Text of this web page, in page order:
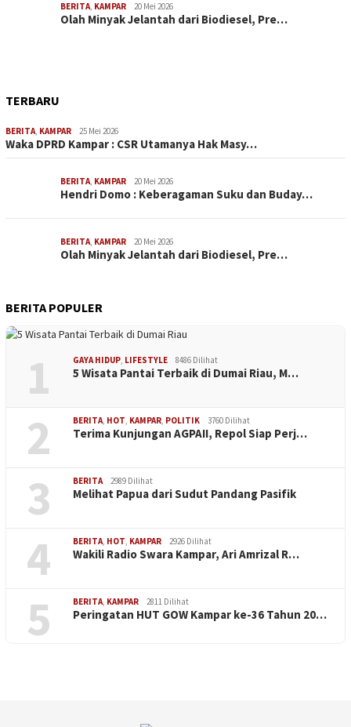
BERITA, KAMPAR 20 Mei 2026
Olah Minyak Jelantah dari Biodiesel, Pre…
TERBARU
BERITA, KAMPAR 25 Mei 2026
Waka DPRD Kampar : CSR Utamanya Hak Masy…
BERITA, KAMPAR 20 Mei 2026
Hendri Domo : Keberagaman Suku dan Buday…
BERITA, KAMPAR 20 Mei 2026
Olah Minyak Jelantah dari Biodiesel, Pre…
BERITA POPULER
1 GAYA HIDUP, LIFESTYLE 8486 Dilihat
5 Wisata Pantai Terbaik di Dumai Riau, M…
2 BERITA, HOT, KAMPAR, POLITIK 3760 Dilihat
Terima Kunjungan AGPAII, Repol Siap Perj…
3 BERITA 2989 Dilihat
Melihat Papua dari Sudut Pandang Pasifik
4 BERITA, HOT, KAMPAR 2926 Dilihat
Wakili Radio Swara Kampar, Ari Amrizal R…
5 BERITA, KAMPAR 2811 Dilihat
Peringatan HUT GOW Kampar ke-36 Tahun 20…